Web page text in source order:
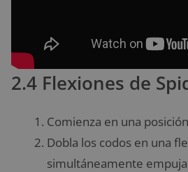
2.4 Flexiones de
Comienza en una
Dobla los codos en una
simultáneamente